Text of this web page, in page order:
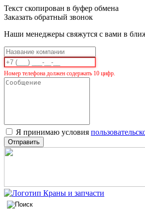
Текст скопирован в буфер обмена
Заказать обратный звонок
Наши менеджеры свяжутся с вами в
Номер телефона должен содержать 10 цифр.
Я принимаю условия
Отправить